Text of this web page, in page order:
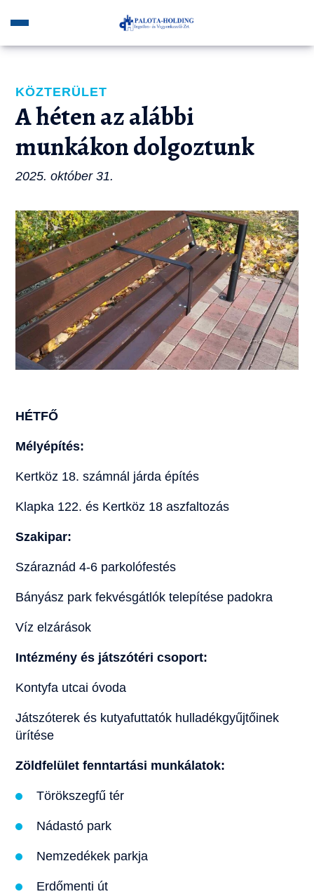
KÖZTERÜLET
A héten az alábbi
munkákon dolgoztunk
2025. október 31.
HÉTFŐ
Mélyépítés:
Kertköz 18. számnál járda építés
Klapka 122. és Kertköz 18 aszfaltozás
Szakipar:
Száraznád 4-6 parkolófestés
Bányász park fekvésgátlók telepítése padokra
Víz elzárások
Intézmény és játszótéri csoport:
Kontyfa utcai óvoda
Játszóterek és kutyafuttatók hulladékgyűjtőinek
ürítése
Zöldfelület fenntartási munkálatok:
Törökszegfű tér
Nádastó park
Nemzedékek parkja
Erdőmenti út